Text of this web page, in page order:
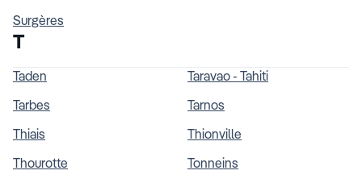
Surgères
T
Taden
Taravao - Tahiti
Tarbes
Tarnos
Thiais
Thionville
Thourotte
Tonneins